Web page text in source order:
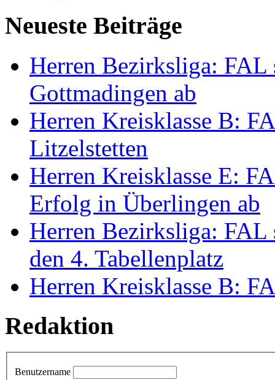
Neueste Beiträge
Herren Bezirksliga:
Gottmadingen ab
Herren Kreisklasse B:
Litzelstetten
Herren Kreisklasse E:
Erfolg in Überlingen ab
Herren Bezirksliga:
den 4. Tabellenplatz
Herren Kreisklasse B:
Redaktion
Benutzername